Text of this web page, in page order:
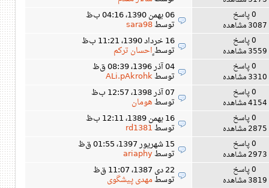
0 پاسخ
3087 مشاهده
06 بهمن 1390، 04:16 ب‌ظ
توسطsara98
0 پاسخ
3559 مشاهده
16 خرداد 1390، 11:21 ب‌ظ
توسطٍاحسان ترکم
0 پاسخ
3310 مشاهده
04 آذر 1396، 08:39 ق‌ظ
توسطALi.pAkrohk
0 پاسخ
4154 مشاهده
07 آذر 1398، 12:57 ب‌ظ
توسطهومان
0 پاسخ
2875 مشاهده
16 بهمن 1389، 12:11 ب‌ظ
توسطrd1381
0 پاسخ
2973 مشاهده
15 شهریور 1397، 01:55 ق‌ظ
توسطariaphy
0 پاسخ
3819 مشاهده
22 دی 1387، 11:07 ق‌ظ
توسطمهدی پیشگوی